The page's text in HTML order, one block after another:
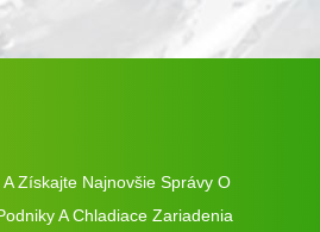
Získajte Najnovšie Správy O
A Chladiace Zariadenia